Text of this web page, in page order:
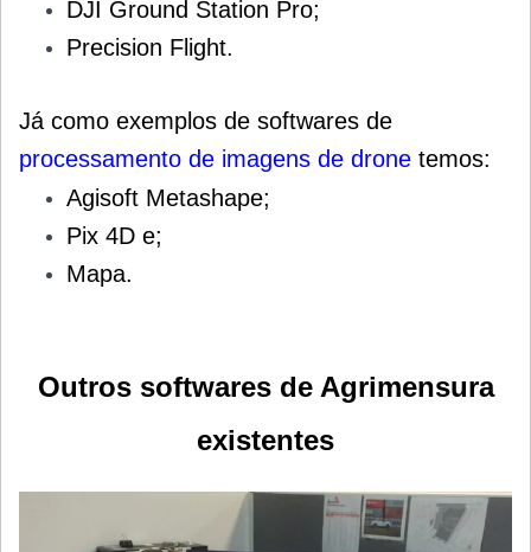
DJI Ground Station Pro;
Precision Flight.
Já como exemplos de softwares de
processamento de imagens de drone temos:
Agisoft Metashape;
Pix 4D e;
Mapa.
Outros softwares de Agrimensura
existentes